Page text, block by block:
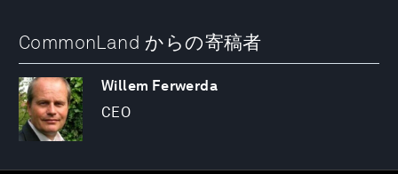
CommonLand からの寄稿者
Willem Ferwerda
CEO